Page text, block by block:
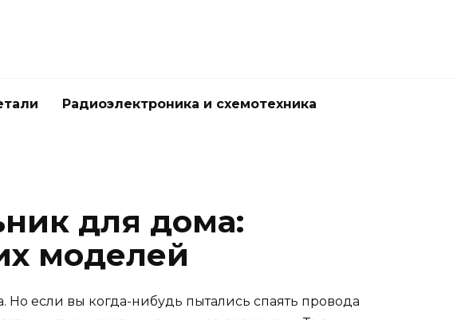
Радиоэлектроника и схемотехника
для дома:
моделей
если вы когда-нибудь пытались спаять провода